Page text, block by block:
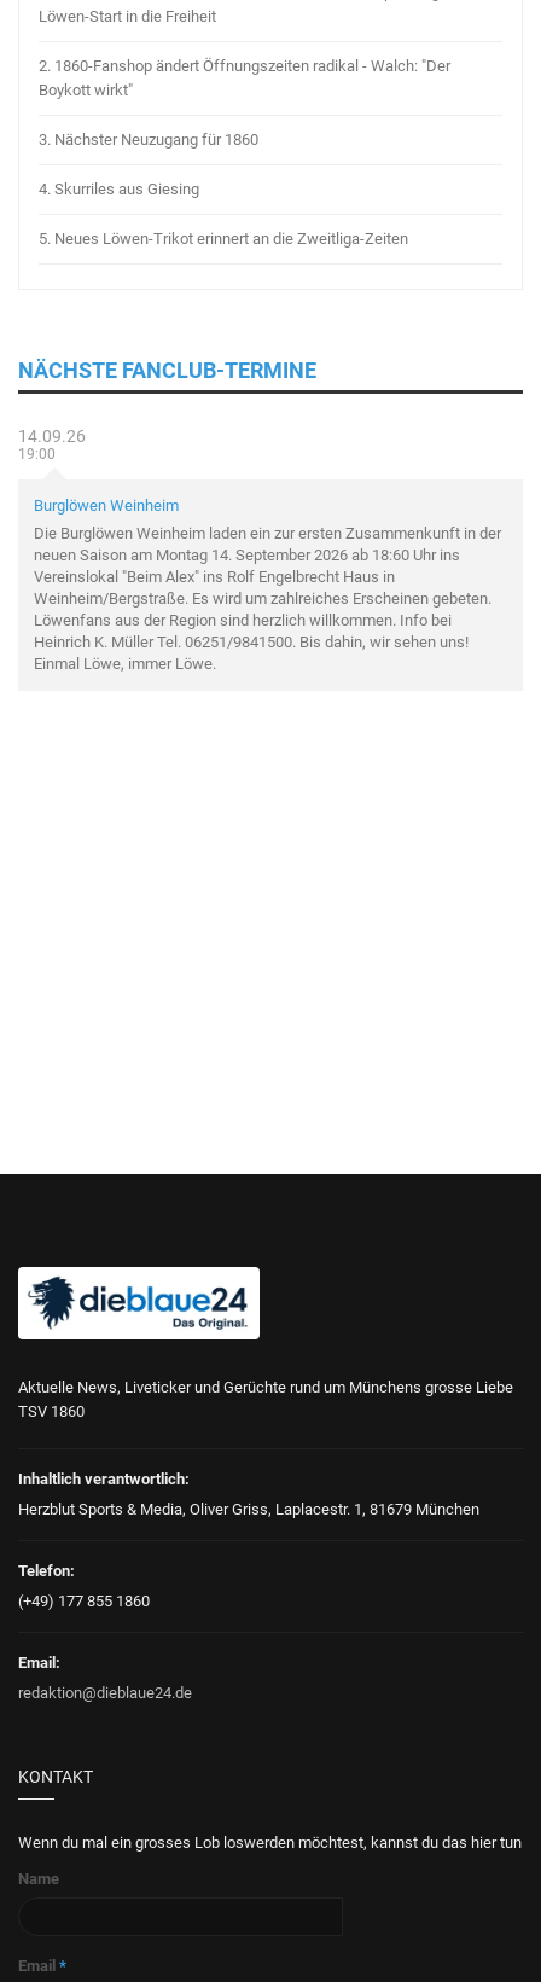
Löwen-Start in die Freiheit
2. 1860-Fanshop ändert Öffnungszeiten radikal - Walch: "Der
Boykott wirkt"
3. Nächster Neuzugang für 1860
4. Skurriles aus Giesing
5. Neues Löwen-Trikot erinnert an die Zweitliga-Zeiten
NÄCHSTE FANCLUB-TERMINE
14.09.26
19:00
Burglöwen Weinheim
Die Burglöwen Weinheim laden ein zur ersten Zusammenkunft in der
neuen Saison am Montag 14. September 2026 ab 18:60 Uhr ins
Vereinslokal "Beim Alex" ins Rolf Engelbrecht Haus in
Weinheim/Bergstraße. Es wird um zahlreiches Erscheinen gebeten.
Löwenfans aus der Region sind herzlich willkommen. Info bei
Heinrich K. Müller Tel. 06251/9841500. Bis dahin, wir sehen uns!
Einmal Löwe, immer Löwe.
Aktuelle News, Liveticker und Gerüchte rund um Münchens grosse Liebe
TSV 1860
Inhaltlich verantwortlich:
Herzblut Sports & Media, Oliver Griss, Laplacestr. 1, 81679 München
Telefon:
(+49) 177 855 1860
Email:
redaktion@dieblaue24.de
KONTAKT
Wenn du mal ein grosses Lob loswerden möchtest, kannst du das hier tun
Name
Email *